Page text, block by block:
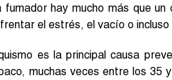
hay mucho más que
el estrés, el vacío o incluso
es la principal causa
muchas veces entre los